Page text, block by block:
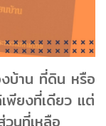
บ้าน ที่ดิน หรือ
พียงที่เดียว แต่
นที่เหลือ